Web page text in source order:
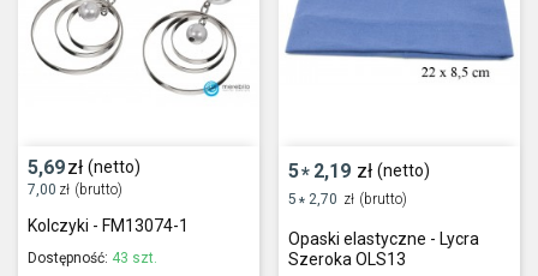
5,69zł (netto)
7,00 zł (brutto)
Kolczyki - FM13074-1
Dostępność: 43 szt.
5* 2,19 zł (netto)
5 * 2,70 zł (brutto)
Opaski elastyczne - Lycra
Szeroka OLS13